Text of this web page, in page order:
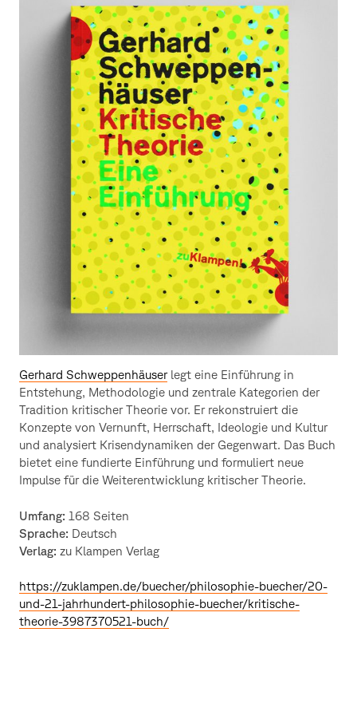
Gerhard Schweppenhäuserlegt eine Einführung in
Entstehung, Methodologie und zentrale Kategorien der
Tradition kritischer Theorie vor. Er rekonstruiert die
Konzepte von Vernunft, Herrschaft, Ideologie und Kultur
und analysiert Krisendynamiken der Gegenwart. Das Buch
bietet eine fundierte Einführung und formuliert neue
Impulse für die Weiterentwicklung kritischer Theorie.
Umfang: 168 Seiten
Sprache: Deutsch
Verlag: zu Klampen Verlag
https://zuklampen.de/buecher/philosophie-buecher/20-
und-21-jahrhundert-philosophie-buecher/kritische-
theorie-3987370521-buch/